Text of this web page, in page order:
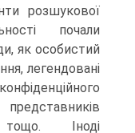
розшукової
почали
як особистий
легендовані
тощо. Іноді